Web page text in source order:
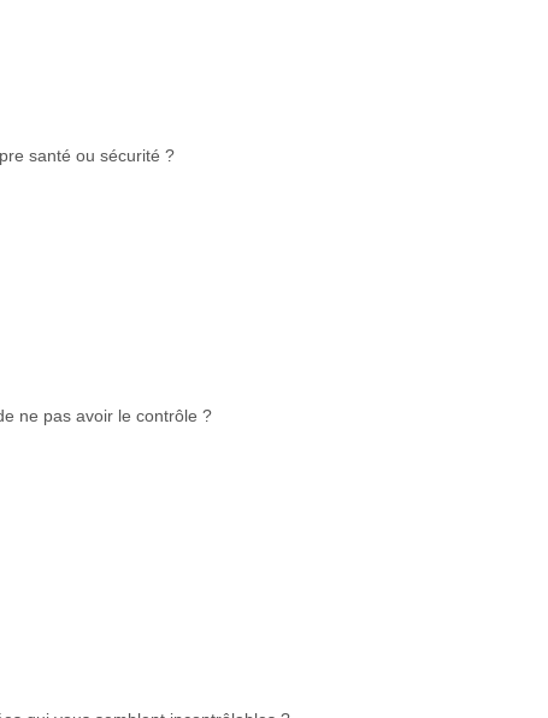
santé ou sécurité ?
ne pas avoir le contrôle ?